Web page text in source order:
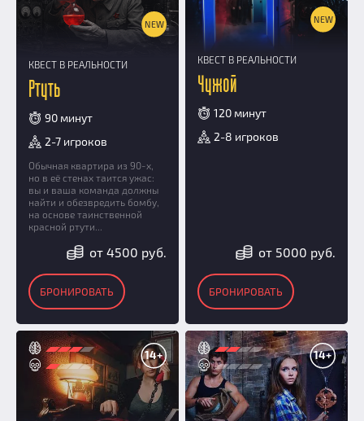
NEW
КВЕСТ В РЕАЛЬНОСТИ
Ртуть
90 минут
2-7 игроков
Обычная квартира из 90-х,
но в её стенах таится ужас:
вы и ваша команда должны
найти и обезвредить бомбу,
на основе таинственной
красной ртути...
от 4500 руб.
БРОНИРОВАТЬ
NEW
КВЕСТ В РЕАЛЬНОСТИ
Чужой
120 минут
2-8 игроков
от 5000 руб.
БРОНИРОВАТЬ
14+ 14+